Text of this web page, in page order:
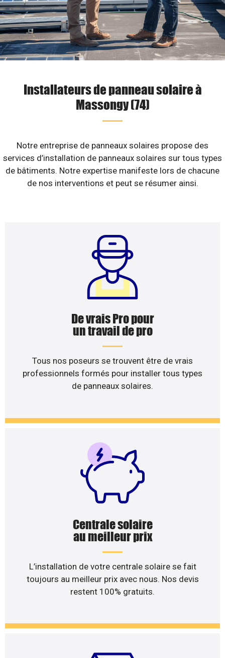
Installateurs de panneau solaire à
Massongy (74)
Notre entreprise de panneaux solaires propose des
services d’installation de panneaux solaires sur tous types
de bâtiments. Notre expertise manifeste lors de chacune
de nos interventions et peut se résumer ainsi.
De vrais Pro pour
un travail de pro
Tous nos poseurs se trouvent être de vrais
professionnels formés pour installer tous types
de panneaux solaires.
Centrale solaire
au meilleur prix
L’installation de votre centrale solaire se fait
toujours au meilleur prix avec nous. Nos devis
restent 100% gratuits.